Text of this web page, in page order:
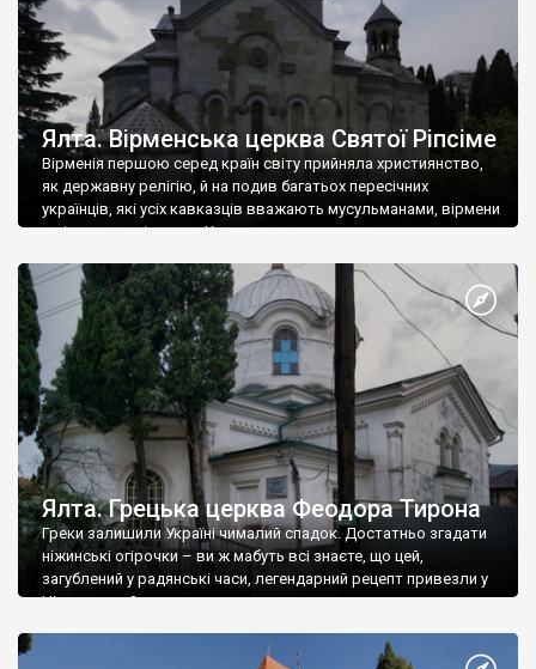
Ялта. Вірменська церква Святої Ріпсіме
Вірменія першою серед країн світу прийняла християнство,
як державну релігію, й на подив багатьох пересічних
українців, які усіх кавказців вважають мусульманами, вірмени
є відданими вірянами Христа
Ялта. Грецька церква Феодора Тирона
Греки залишили Україні чималий спадок. Достатньо згадати
ніжинські огірочки – ви ж мабуть всі знаєте, що цей,
загублений у радянські часи, легендарний рецепт привезли у
Ніжин греки?